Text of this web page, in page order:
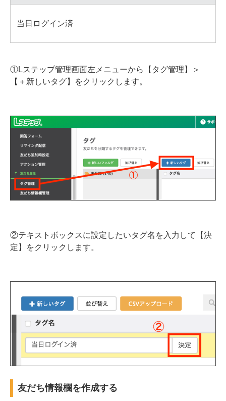
当日ログイン済
①Lステップ管理画面左メニューから【タグ管理】＞
【＋新しいタグ】をクリックします。
②テキストボックスに設定したいタグ名を入力して【決
定】をクリックします。
友だち情報欄を作成する